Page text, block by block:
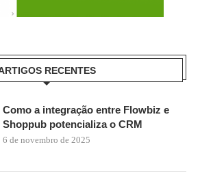
RECENTES
Como a integração entre Flowbiz e
Shoppub potencializa o CRM
6 de novembro de 2025